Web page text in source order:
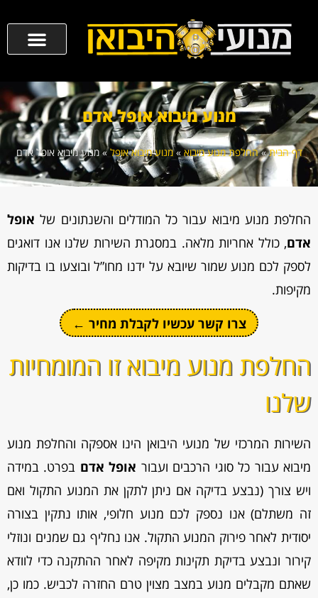
מנוע מיבוא אופל אדם
דף הבית»החלפת מנוע מיבוא»מנוע מיבוא אופל»מנוע מיבוא אופל אדם
החלפת מנוע מיבוא עבור כל המודלים והשנתונים של אופל
אדם, כולל אחריות מלאה. במסגרת השירות שלנו אנו דואגים
לספק לכם מנוע שמור שיובא על ידנו מחו”ל ובוצעו בו בדיקות
מקיפות.
צרו קשר עכשיו לקבלת מחיר ←
החלפת מנוע מיבוא זו המומחיות
שלנו
השירות המרכזי של מנועי היבואן הינו אספקה והחלפת מנוע
מיבוא עבור כל סוגי הרכבים ועבור אופל אדם בפרט. במידה
ויש צורך (נבצע בדיקה אם ניתן לתקן את המנוע התקול ואם
זה משתלם) אנו נספק לכם מנוע חלופי, אותו נתקין בצורה
יסודית לאחר פירוק המנוע התקול. אנו נחליף גם שמנים ונוזלי
קירור ונבצע בדיקת תקינות מקיפה לאחר ההתקנה כדי לוודא
שאתם מקבלים מנוע במצב מצוין טרם החזרה לכביש. כמו כן,